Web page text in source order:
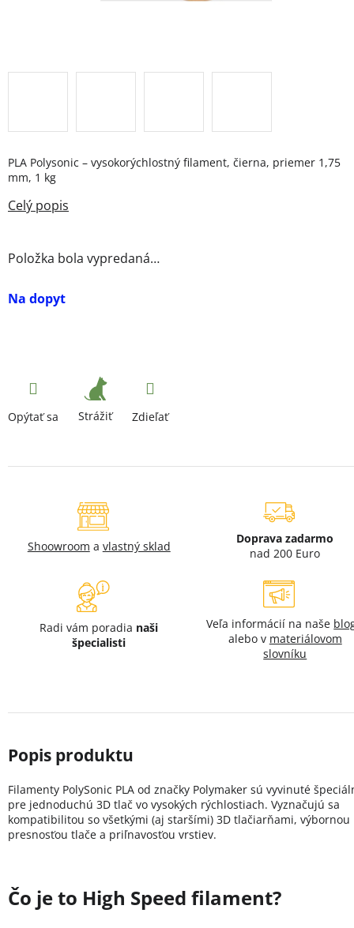
Na dopyt
Položka bola vypredaná…
PLA Polysonic – vysokorýchlostný filament, čierna, priemer 1,75
mm, 1 kg
Opýtať sa Strážiť Zdieľať
Shoowroom a vlastný sklad
Doprava zadarmo
nad 200 Euro
Radi vám poradia naši
špecialisti
Veľa informácií na naše
alebo v materiálovom
slovníku
Filamenty PolySonic PLA od značky Polymaker sú vyvinuté
pre jednoduchú 3D tlač vo vysokých rýchlostiach. Vyznačujú sa
kompatibilitou so všetkými (aj staršími) 3D tlačiarňami, výbornou
presnosťou tlače a priľnavosťou vrstiev.
Čo je to High Speed filament?